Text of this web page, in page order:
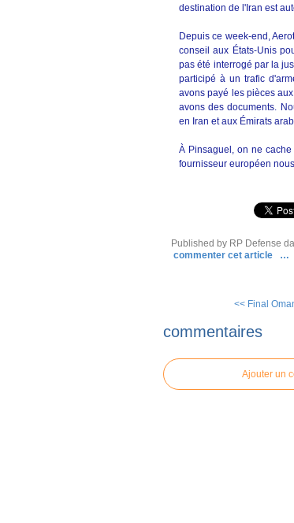
destination de l'Iran est
Depuis ce week-end,
conseil aux États-Unis
pas été interrogé par la
participé à un trafic
avons payé les pièces
avons des documents.
en Iran et aux Émirats
À Pinsaguel, on ne
fournisseur européen
Published by RP Defense
commenter cet article
…
<< Final
commentaires
Ajouter un